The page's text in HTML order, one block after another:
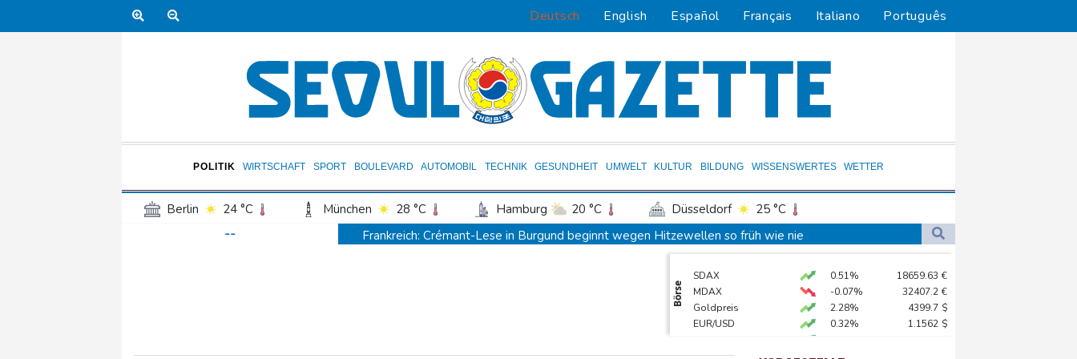
Deutsch English Español Français Italiano Português
POLITIK WIRTSCHAFT SPORT BOULEVARD AUTOMOBIL TECHNIK GESUNDHEIT UMWELT KULTUR BILDUNG WISSENSWERTES WETTER
Berlin 24 °C München 28 °C Hamburg 20 °C Düsseldorf
25 °C
Frankfurt am Main
Potsdam 23 °C Leipzig 24 °C Dortmund
Bremen
Wien
--
Frankreich: Crémant-Lese in Burgund beginnt wegen Hitzewellen so früh wie nie
Brand in Recyclinganlage in Rotterdam
Verkehrsminister Bilger verteidigt Aussetzung von Sonntagsfahrverbot für Lkw
Maextro S800: Chinas Luxusangriff auf Maybach und S-Klasse
Börse
SDAX 0.51% 18659.63 €
MDAX
-0.07% 32407.2 €
Goldpreis
2.28% 4399.7 $
EUR/USD
0.32% 1.1562 $
TecDAX
1.67%